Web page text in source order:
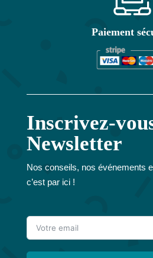
Paiement
Inscrivez-
Newsletter
Nos conseils, nos événements
c’est par ici !